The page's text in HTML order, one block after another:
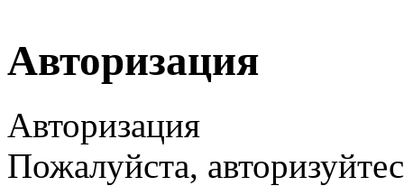
Авторизация
Авторизация
Пожалуйста,